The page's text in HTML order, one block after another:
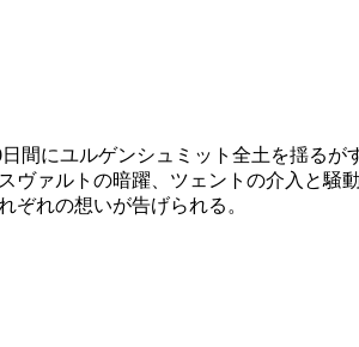
にユルゲンシュミット全土を揺る
ヴァルトの暗躍、ツェントの介入と
ぞれの想いが告げられる。